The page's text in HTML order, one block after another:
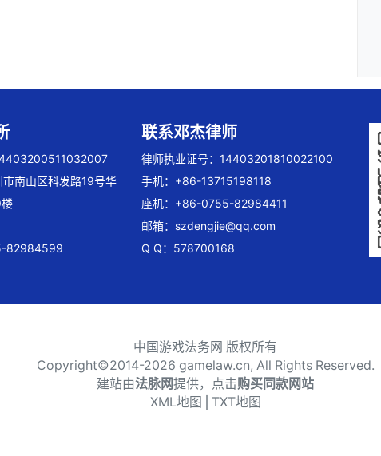
南山区科发路19号华
82984599
联系邓杰律师
律师执业证号：14403201810022100
手机：+86-13715198118
座机：+86-0755-82984411
邮箱： szdengjie@qq.com
Q Q：578700168
中国游戏法务网 版权所有
Copyright©2014-2026 gamelaw.cn, All Rights Reserved.
建站由法脉网提供，点击购买同款网站
XML地图 TXT地图